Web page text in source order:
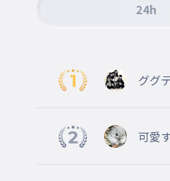
24h
ググ
可愛